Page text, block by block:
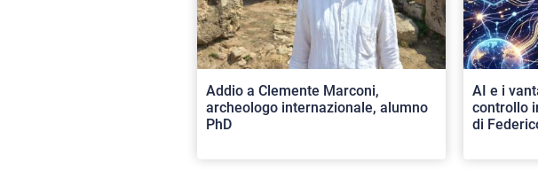
Addio a Clemente Marconi,
archeologo internazionale, alumno
PhD
AI e i
controllo
di